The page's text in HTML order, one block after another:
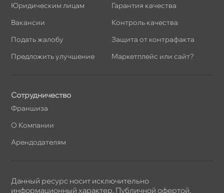
Юридическим лицам
акансии
Подать жалобу
Предложить улучшение
Гарантия качества
Контроль качества
Защита от контрафакта
Маркетплейс или сайт?
Сотрудничество
Франшиза
О Компании
Арендодателям
Данный ресурс носит исключительно
информационный характер. Публичной офертой,